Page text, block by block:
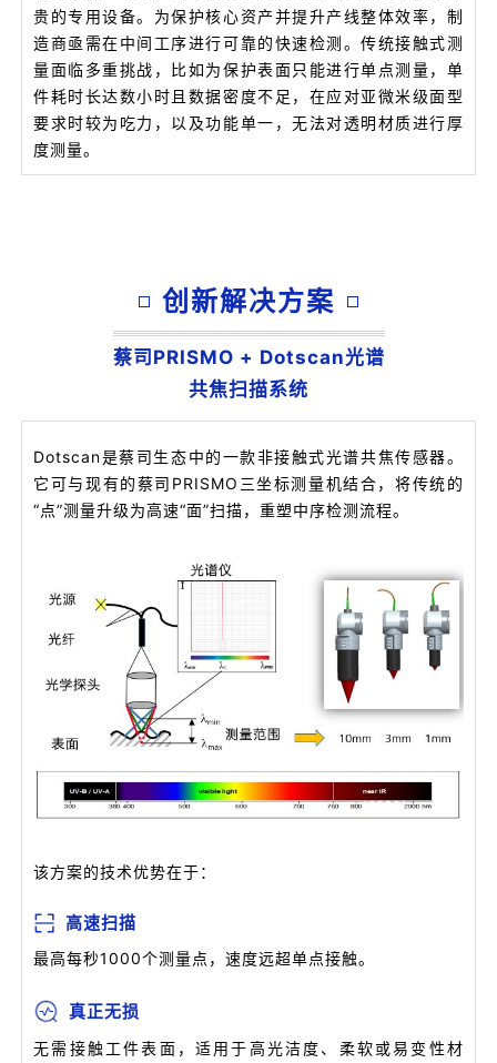
贵的专用设备。为保护核心资产并提升产线整体效率，制
造商亟需在中间工序进行可靠的快速检测。传统接触式测
量面临多重挑战，比如为保护表面只能进行单点测量，单
件耗时长达数小时且数据密度不足，在应对亚微米级面型
要求时较为吃力，以及功能单一，无法对透明材质进行厚
度测量。
创新解决方案
蔡司PRISMO + Dotscan光谱
共焦扫描系统
Dotscan是蔡司生态中的一款非接触式光谱共焦传感器。
它可与现有的蔡司PRISMO三坐标测量机结合，将传统的
“点”测量升级为高速“面”扫描，重塑中序检测流程。
该方案的技术优势在于：
高速扫描
最高每秒1000个测量点，速度远超单点接触。
真正无损
无需接触工件表面，适用于高光洁度、柔软或易变性材